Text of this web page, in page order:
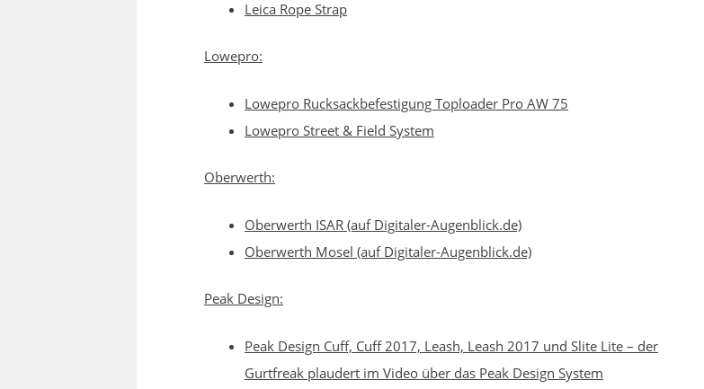
Leica Rope Strap
Lowepro:
Lowepro Rucksackbefestigung Toploader Pro AW 75
Lowepro Street & Field System
Oberwerth:
Oberwerth ISAR (auf Digitaler-Augenblick.de)
Oberwerth Mosel (auf Digitaler-Augenblick.de)
Peak Design:
Peak Design Cuff, Cuff 2017, Leash, Leash 2017 und Slite Lite – der
Gurtfreak plaudert im Video über das Peak Design System